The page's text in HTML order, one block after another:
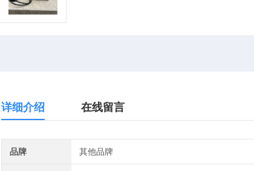
详细介绍 在线留言
品牌 其他品牌